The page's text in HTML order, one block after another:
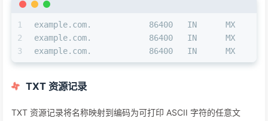
1
2
3
example.com.            86400   IN      MX      10
example.com.            86400   IN      MX      10
example.com.            86400   IN      MX      100
TXT 资源记录
TXT 资源记录将名称映射到编码为可打印 ASCII 字符的任意文